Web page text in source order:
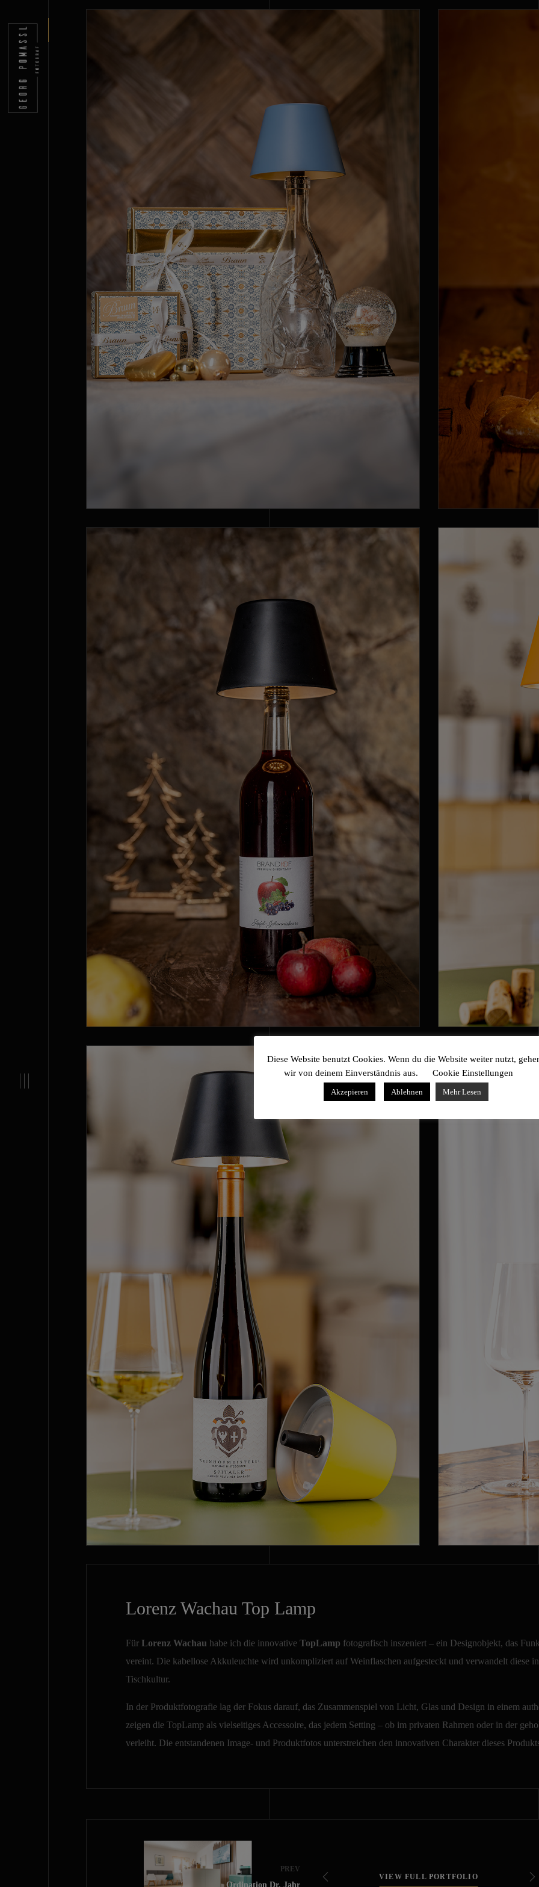
Lorenz Wachau Top Lamp
Für Lorenz Wachau habe ich die innovative TopLamp fotografisch inszeniert – ein Designobjekt, das
vereint. Die kabellose Akkuleuchte wird unkompliziert auf Weinflaschen aufgesteckt und verwandelt diese
Tischkultur.
In der Produktfotografie lag der Fokus darauf, das Zusammenspiel von Licht, Glas und Design in einem
zeigen die TopLamp als vielseitiges Accessoire, das jedem Setting – ob im privaten Rahmen oder in der
verleiht. Die entstandenen Image- und Produktfotos unterstreichen den innovativen Charakter dieses
PREV
Ordination Dr. Jahr
VIEW FULL PORTFOLIO
VIEW FULL PORTFOLIO
Diese Website benutzt Cookies. Wenn du die Website weiter nutzt,
wir von deinem Einverständnis aus.
Cookie Einstellungen
Akzepieren Ablehnen Mehr Lesen